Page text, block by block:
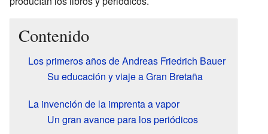
Contenido
Los primeros años de Andreas Friedrich Bauer
Su educación y viaje a Gran Bretaña
La invención de la imprenta a vapor
Un gran avance para los periódicos